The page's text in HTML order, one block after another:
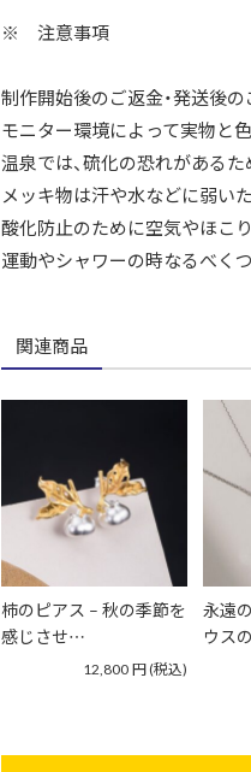
※ 注意事項
制作開始後のご返金・発送後の
モニター環境によって実物と
温泉では、硫化の恐れがある
メッキ物は汗や水などに弱い
酸化防止のために空気やほこ
運動やシャワーの時なるべく
関連商品
柿のピアス – 秋の季節を
感じさせ…
12,800円(税込)
永遠
ウス